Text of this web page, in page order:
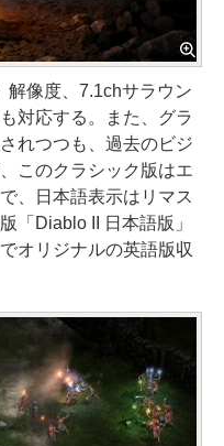
像度、7.1chサラウン
対応する。また、グラ
れつつも、過去のビジ
このクラシック版はエ
、日本語表示はリマス
「Diablo II 日本語版」
オリジナルの英語版収